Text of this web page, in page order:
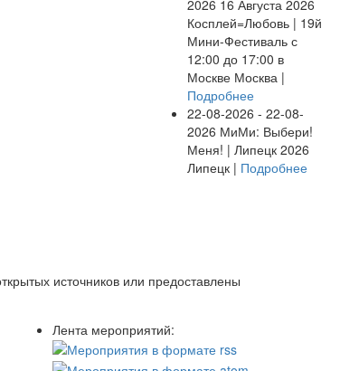
2026 16 Августа 2026
Косплей=Любовь | 19й
Мини-Фестиваль с
12:00 до 17:00 в
Москве Москва |
Подробнее
22-08-2026 - 22-08-
2026 МиМи: Выбери!
Меня! | Липецк 2026
Липецк | Подробнее
источников или предоставлены
Лента мероприятий: